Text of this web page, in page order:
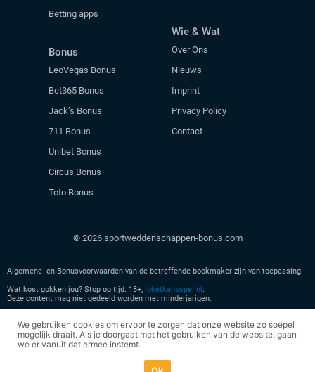
Betting apps
Bonus
LeoVegas Bonus
Bet365 Bonus
Jack’s Bonus
711 Bonus
Unibet Bonus
Circus Bonus
Toto Bonus
Wie & Wat
Over Ons
Nieuws
Imprint
Privacy Policy
Contact
© 2026 sportweddenschappen-bonus.com
Algemene- en Bonusvoorwaarden van de betreffende bookmaker zijn van toepassing.
Wat kost gokken jou? Stop op tijd. 18+, loketkansspel.nl .
Deze content mag niet gedeeld worden met minderjarigen.
spelen.
We gebruiken cookies om ervoor te zorgen dat onze website zo soepel
mogelijk draait. Als je doorgaat met het gebruiken van de website, gaan
we er vanuit dat ermee instemt.